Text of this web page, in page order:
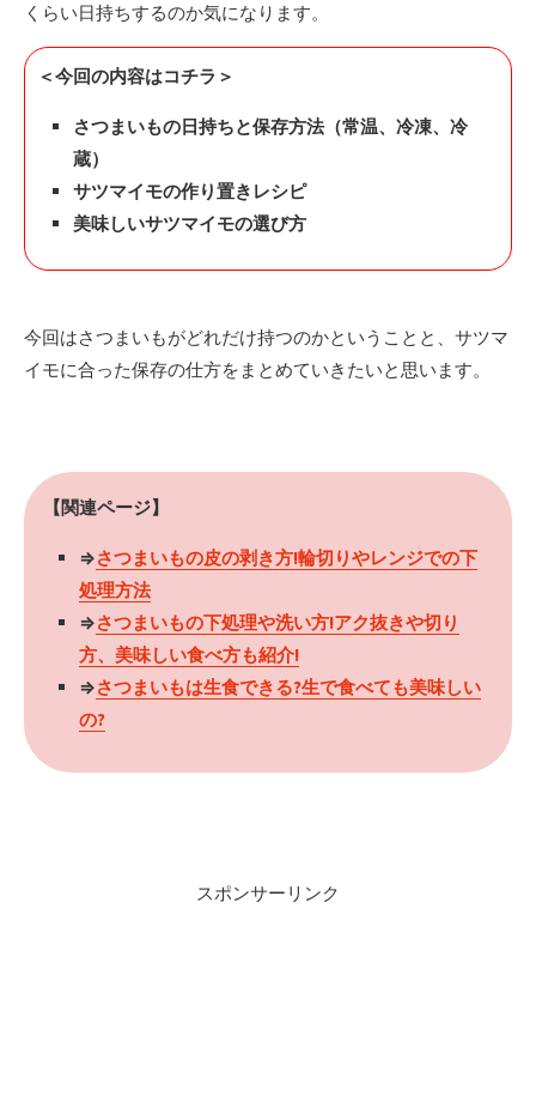
くらい日持ちするのか気になります。
＜今回の内容はコチラ＞
さつまいもの日持ちと保存方法（常温、冷凍、冷
蔵）
サツマイモの作り置きレシピ
美味しいサツマイモの選び方
今回はさつまいもがどれだけ持つのかということと、サツマ
イモに合った保存の仕方をまとめていきたいと思います。
【関連ページ】
⇒さつまいもの皮の剥き方!輪切りやレンジでの下
処理方法
⇒さつまいもの下処理や洗い方!アク抜きや切り
方、美味しい食べ方も紹介!
⇒さつまいもは生食できる?生で食べても美味しい
の?
スポンサーリンク